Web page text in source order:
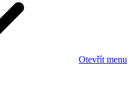
Otevřít menu